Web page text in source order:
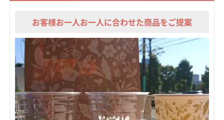
お客様お一人お一人に合わせた商品をご提案